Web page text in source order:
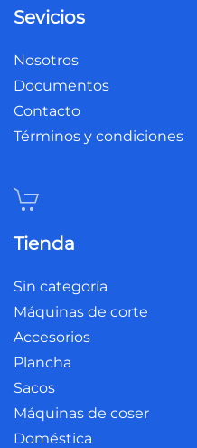
Sevicios
Nosotros
Documentos
Contacto
Términos y condiciones
Tienda
Sin categoría
Máquinas de corte
Accesorios
Plancha
Sacos
Máquinas de coser
Doméstica